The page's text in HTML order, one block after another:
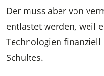
Der muss aber von
entlastet werden, weil
Technologien finanziell
Schultes.